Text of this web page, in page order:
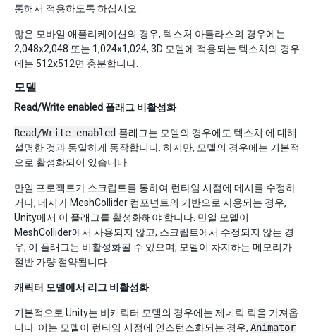
통해서 적용하도록 하십시오.
많은 모바일 애플리케이션의 경우, 텍스처 아틀라스의 경우에는
2,048x2,048 또는 1,024x1,024, 3D 모델에 적용되는 텍스처의 경우
에는 512x512면 충분합니다.
모델
Read/Write enabled 플래그 비활성화
Read/Write enabled 플래그는 모델의 경우에도 텍스처 에 대해
설명한 것과 동일하게 동작합니다. 하지만, 모델의 경우에는 기본적
으로 활성화되어 있습니다.
만일 프로젝트가 스크립트를 통하여 런타임 시점에 메시를 수정하
거나, 메시가 MeshCollider 컴포넌트의 기반으로 사용되는 경우,
Unity에서 이 플래그를 활성화해야 합니다. 만일 모델이
MeshCollider에서 사용되지 않고, 스크립트에서 수정되지 않는 경
우, 이 플래그는 비활성화될 수 있으며, 모델이 차지하는 메모리가
절반 가량 절약됩니다.
캐릭터 모델에서 리그 비활성화
기본적으로 Unity는 비캐릭터 모델의 경우에는 제네릭 릭을 가져옵
니다. 이는 모델이 런타임 시점에 인스턴스화되는 경우, Animator